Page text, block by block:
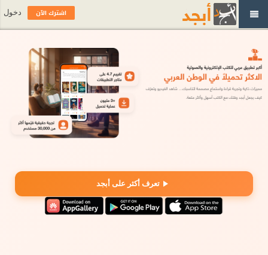
تعرف أكثر على أبجد
اشترك الآن دخول